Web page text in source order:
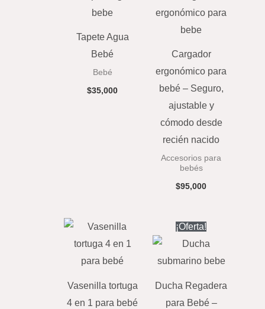
Tapete Agua
Bebé
Bebé
$35,000
Cargador
ergonómico para
bebé – Seguro,
ajustable y
cómodo desde
recién nacido
Accesorios para
bebés
$95,000
Vasenilla tortuga
4 en 1 para bebé
¡Oferta!
Ducha Regadera
para Bebé –
El
precio
original
era:
$120,000.